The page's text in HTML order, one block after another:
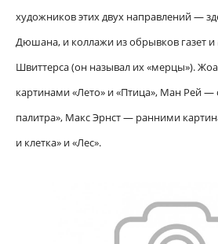
художников этих двух направлений —
Дюшана, и коллажи из обрывков газет и
Швиттерса (он называл их «мерцы»).
картинами «Лето» и «Птица», Ман Рей —
палитра», Макс Эрнст — ранними
и клетка» и «Лес».